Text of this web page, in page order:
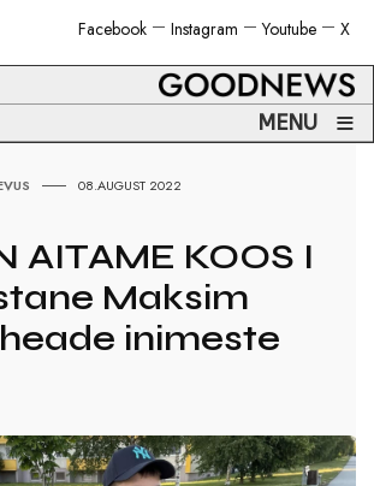
X
Youtube
Instagram
Facebook
MENU ≡
08.AUGUST 2022
AITAME KOOS I
Maksim
inimeste